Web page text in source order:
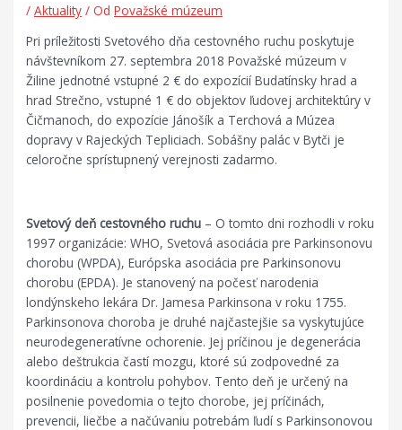
/Aktuality / Od Považské múzeum
Pri príležitosti Svetového dňa cestovného ruchu poskytuje
návštevníkom 27. septembra 2018 Považské múzeum v
Žiline jednotné vstupné 2 € do expozícií Budatínsky hrad a
hrad Strečno, vstupné 1 € do objektov ľudovej architektúry v
Čičmanoch, do expozície Jánošík a Terchová a Múzea
dopravy v Rajeckých Tepliciach. Sobášny palác v Bytči je
celoročne sprístupnený verejnosti zadarmo.
Svetový deň cestovného ruchu – O tomto dni rozhodli v roku
1997 organizácie: WHO, Svetová asociácia pre Parkinsonovu
chorobu (WPDA), Európska asociácia pre Parkinsonovu
chorobu (EPDA). Je stanovený na počesť narodenia
londýnskeho lekára Dr. Jamesa Parkinsona v roku 1755.
Parkinsonova choroba je druhé najčastejšie sa vyskytujúce
neurodegeneratívne ochorenie. Jej príčinou je degenerácia
alebo deštrukcia častí mozgu, ktoré sú zodpovedné za
koordináciu a kontrolu pohybov. Tento deň je určený na
posilnenie povedomia o tejto chorobe, jej príčinách,
prevencii, liečbe a načúvaniu potrebám ľudí s Parkinsonovou